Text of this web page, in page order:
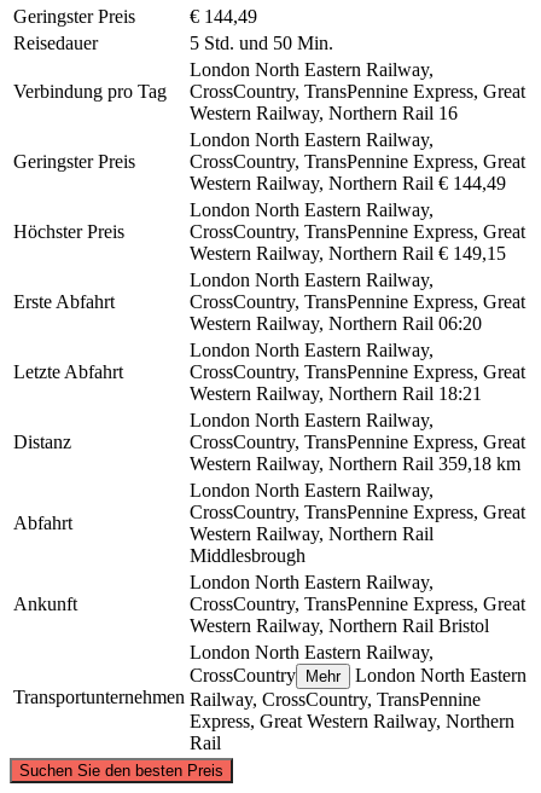
Geringster Preis
€ 144,49
Reisedauer
5 Std. und 50 Min.
Verbindung pro Tag
London North Eastern Railway,
CrossCountry, TransPennine Express, Great
Western Railway, Northern Rail 16
Geringster Preis
London North Eastern Railway,
CrossCountry, TransPennine Express, Great
Western Railway, Northern Rail € 144,49
Höchster Preis
London North Eastern Railway,
CrossCountry, TransPennine Express, Great
Western Railway, Northern Rail € 149,15
Erste Abfahrt
London North Eastern Railway,
CrossCountry, TransPennine Express, Great
Western Railway, Northern Rail 06:20
Letzte Abfahrt
London North Eastern Railway,
CrossCountry, TransPennine Express, Great
Western Railway, Northern Rail 18:21
Distanz
London North Eastern Railway,
CrossCountry, TransPennine Express, Great
Western Railway, Northern Rail 359,18 km
Abfahrt
London North Eastern Railway,
CrossCountry, TransPennine Express, Great
Western Railway, Northern Rail
Middlesbrough
Ankunft
London North Eastern Railway,
CrossCountry, TransPennine Express, Great
Western Railway, Northern Rail Bristol
Transportunternehmen
London North Eastern Railway,
CrossCountry Mehr
London North Eastern
Railway, CrossCountry, TransPennine
Express, Great Western Railway, Northern
Rail
Suchen Sie den besten Preis